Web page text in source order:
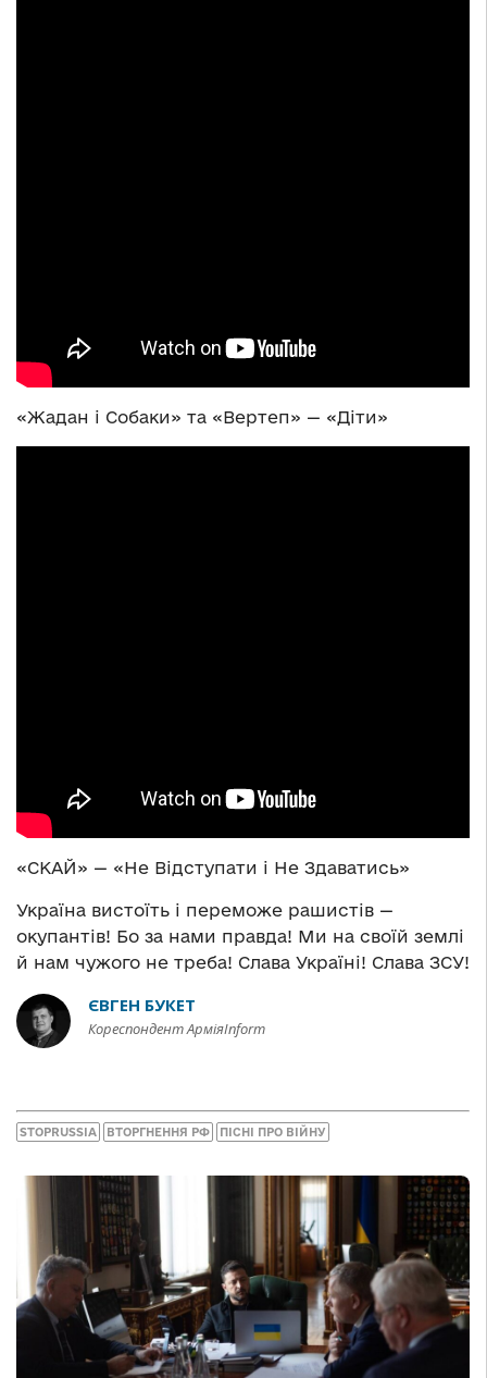
«Жадан і Собаки» та «Вертеп» — «Діти»
«СКАЙ» — «Не Відступати і Не Здаватись»
Україна вистоїть і переможе рашистів —
окупантів! Бо за нами правда! Ми на своїй землі
й нам чужого не треба! Слава Україні! Слава ЗСУ!
ЄВГЕН БУКЕТ
Кореспондент АрміяInform
STOPRUSSIA ВТОРГНЕННЯ РФ ПІСНІ ПРО ВІЙНУ